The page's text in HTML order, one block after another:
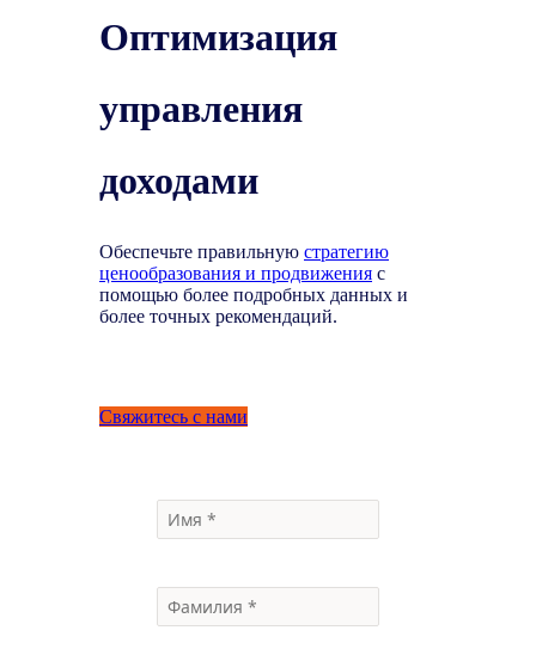
Оптимизация
управления
доходами
Обеспечьте правильную стратегию
ценообразования и продвижения с
помощью более подробных данных и
более точных рекомендаций.
Свяжитесь с нами